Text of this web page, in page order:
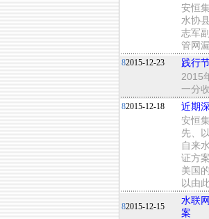
安恒
水协
志军
管网
82015-12-23
践行
2015
一分
82015-12-18
近期
安恒
先、
自来
证方
美国
以由
82015-12-15
水联
案